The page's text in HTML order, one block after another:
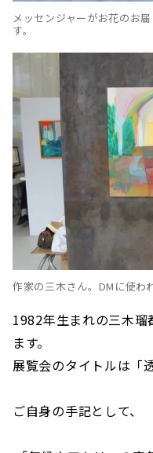
メッセンジャーがお花のお
す。
作家の三木さん。DMに使わ
1982年生まれの三木瑠
ます。
展覧会のタイトルは「
ご自身の手記として、